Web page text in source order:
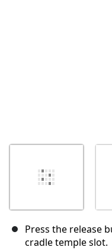
Press the release
cradle temple slot.